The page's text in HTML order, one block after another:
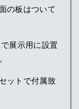
の板はついて
展示用に設置
ットで付属致